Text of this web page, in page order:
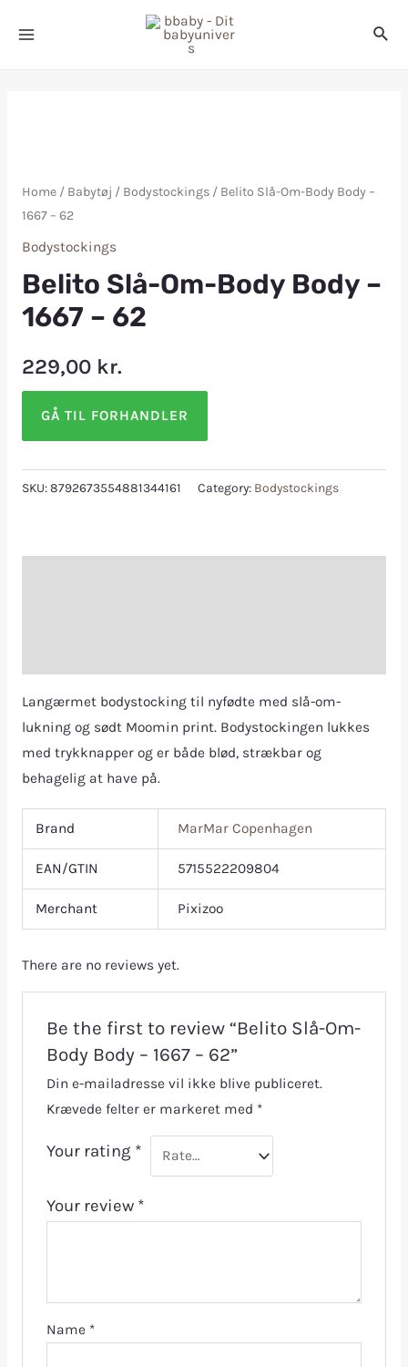
Home/ Babytøj / Bodystockings/ Belito Slå-Om-Body Body –
1667 – 62
Bodystockings
Belito Slå-Om-Body Body –
1667 – 62
229,00 kr.
GÅ TIL FORHANDLER
SKU:8792673554881344161 Category: Bodystockings
Langærmet bodystocking til nyfødte med slå-om-
lukning og sødt Moomin print. Bodystockingen lukkes
med trykknapper og er både blød, strækbar og
behagelig at have på.
Brand MarMar Copenhagen
EAN/GTIN 5715522209804
Merchant Pixizoo
There are no reviews yet.
Be the first to review “Belito Slå-Om-
Body Body – 1667 – 62”
Din e-mailadresse vil ikke blive publiceret.
Krævede felter er markeret med *
Your rating *
Your review *
Name *